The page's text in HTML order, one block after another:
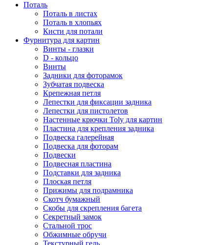
Поталь
Поталь в листах
Поталь в хлопьях
Кисти для потали
Фурнитура для картин
Винты - глазки
D - кольцо
Винты
Задники для фоторамок
Зубчатая подвеска
Крепежная петля
Лепестки для фиксации задника
Лепестки для пистолетов
Настенные крючки Toly для картин
Пластина для крепления задника
Подвеска галерейная
Подвеска для фоторам
Подвески
Подвесная пластина
Подставки для задника
Плоская петля
Прижимы для подрамника
Скотч бумажный
Скобы для скрепления багета
Секретный замок
Стальной трос
Обжимные обручи
Текстурный гель